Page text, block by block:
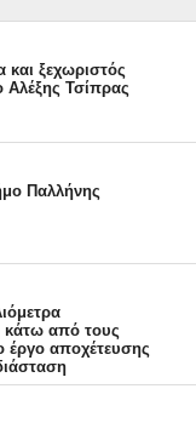
ξεχωριστός
Αλέξης Τσίπρας
Παλλήνης
από τους
έργο αποχέτευσης